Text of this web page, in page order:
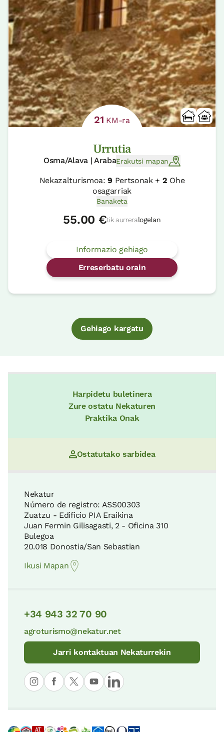
21 KM-ra
Urrutia
Osma/Alava | ArabaErakutsi mapan
Nekazalturismoa:9 Pertsonak + 2 Ohe
osagarriak
Banaketa
55.00 €tik aurreralogelan
Informazio gehiago
Erreserbatu orain
Gehiago kargatu
Harpidetu buletinera
Zure ostatu Nekaturen
Praktika Onak
Ostatutako sarbidea
Nekatur
Número de registro: ASS00303
Zuatzu - Edificio PIA Eraikina
Juan Fermin Gilisagasti, 2 - Oficina 310
Bulegoa
20.018 Donostia/San Sebastian
Ikusi Mapan
+34 943 32 70 90
agroturismo@nekatur.net
Jarri kontaktuan Nekaturrekin